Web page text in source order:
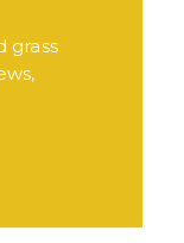
grass